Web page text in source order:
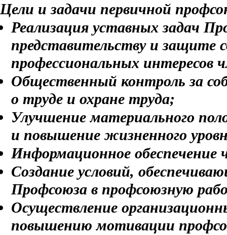
Цели и задачи первичной
Реализация уставных задач
представительству и защите
профессиональных интересов
Общественный контроль за
о труде и охране труда;
Улучшение материального
и повышение жизненного
Информационное обеспечение
Создание условий,
Профсоюза в профсоюзную
Осуществление
повышению мотивации